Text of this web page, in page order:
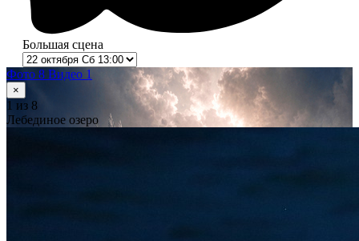
Большая сцена
Фото 8 Видео 1
×
1 из 8
Лебединое озеро